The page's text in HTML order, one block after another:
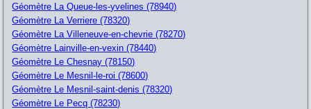
Géomètre La Queue-les-yvelines (78940)
Géomètre La Verriere (78320)
Géomètre La Villeneuve-en-chevrie (78270)
Géomètre Lainville-en-vexin (78440)
Géomètre Le Chesnay (78150)
Géomètre Le Mesnil-le-roi (78600)
Géomètre Le Mesnil-saint-denis (78320)
Géomètre Le Pecq (78230)